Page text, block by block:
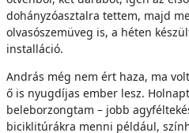
dohányzóasztalra tettem, majd
olvasószemüveg is, a héten
installáció.
András még nem ért haza, ma
ő is nyugdíjas ember lesz.
beleborzongtam – jobb
biciklitúrákra menni például,